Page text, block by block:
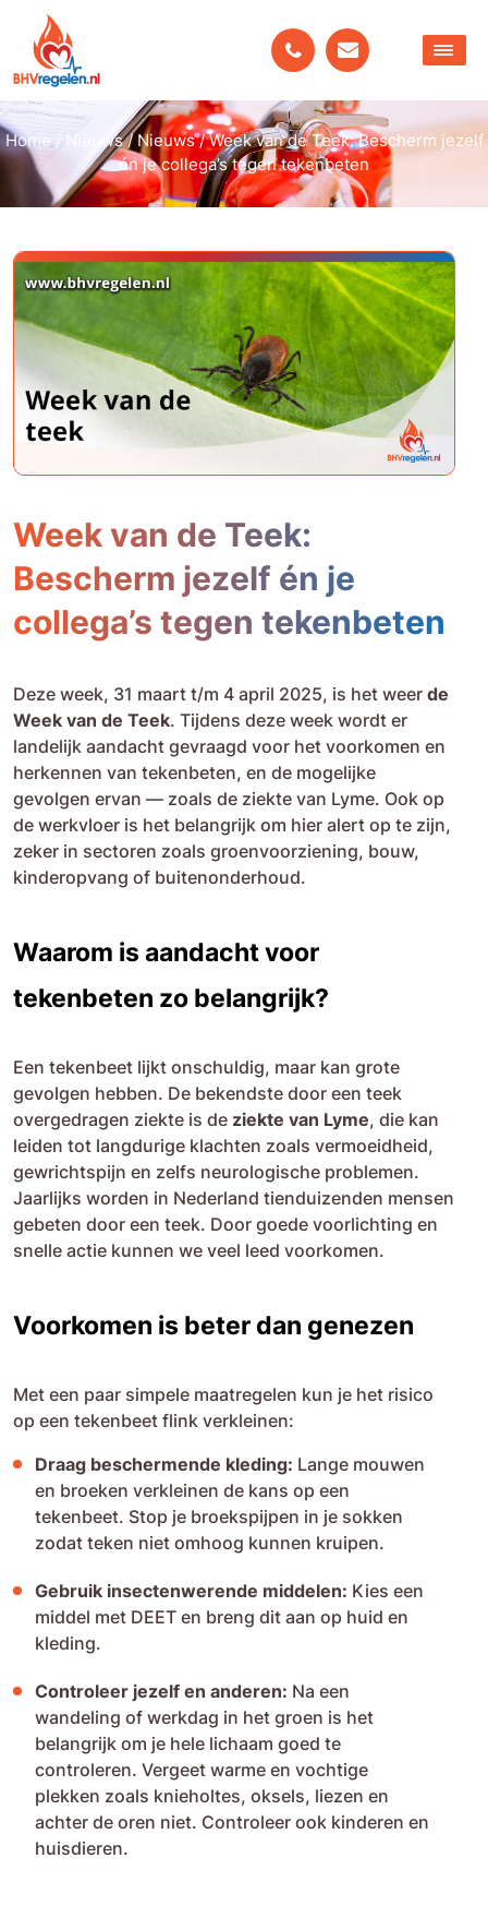
Home/ Nieuws/Nieuws/Week van de Teek: Bescherm jezelf
én je collega’s tegen tekenbeten
Week van de Teek:
Bescherm jezelf én je
collega’s tegen tekenbeten
Deze week, 31 maart t/m 4 april 2025, is het weer de
Week van de Teek. Tijdens deze week wordt er
landelijk aandacht gevraagd voor het voorkomen en
herkennen van tekenbeten, en de mogelijke
gevolgen ervan — zoals de ziekte van Lyme. Ook op
de werkvloer is het belangrijk om hier alert op te zijn,
zeker in sectoren zoals groenvoorziening, bouw,
kinderopvang of buitenonderhoud.
Waarom is aandacht voor
tekenbeten zo belangrijk?
Een tekenbeet lijkt onschuldig, maar kan grote
gevolgen hebben. De bekendste door een teek
overgedragen ziekte is de ziekte van Lyme, die kan
leiden tot langdurige klachten zoals vermoeidheid,
gewrichtspijn en zelfs neurologische problemen.
Jaarlijks worden in Nederland tienduizenden mensen
gebeten door een teek. Door goede voorlichting en
snelle actie kunnen we veel leed voorkomen.
Voorkomen is beter dan genezen
Met een paar simpele maatregelen kun je het risico
op een tekenbeet flink verkleinen:
Draag beschermende kleding: Lange mouwen
en broeken verkleinen de kans op een
tekenbeet. Stop je broekspijpen in je sokken
zodat teken niet omhoog kunnen kruipen.
Gebruik insectenwerende middelen: Kies een
middel met DEET en breng dit aan op huid en
kleding.
Controleer jezelf en anderen: Na een
wandeling of werkdag in het groen is het
belangrijk om je hele lichaam goed te
controleren. Vergeet warme en vochtige
plekken zoals knieholtes, oksels, liezen en
achter de oren niet. Controleer ook kinderen en
huisdieren.